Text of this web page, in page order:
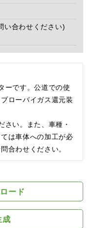
い合わせください)
ーです。公道での使
ローバイガス還元装
さい。また、車種・
は車体への加工が必
合わせください。
ード
成